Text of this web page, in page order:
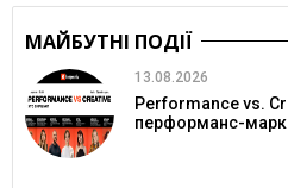
МАЙБУТНІ ПОДІЇ
13.08.2026
Performance vs.
перформанс-